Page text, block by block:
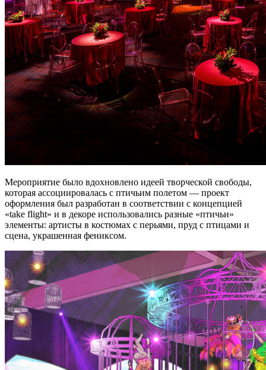
Мероприятие было вдохновлено идеей творческой свободы,
которая ассоциировалась с птичьим полетом — проект
оформления был разработан в соответствии с концепцией
«take flight» и в декоре использовались разные «птичьи»
элементы: артисты в костюмах с перьями, пруд с птицами и
сцена, украшенная фениксом.